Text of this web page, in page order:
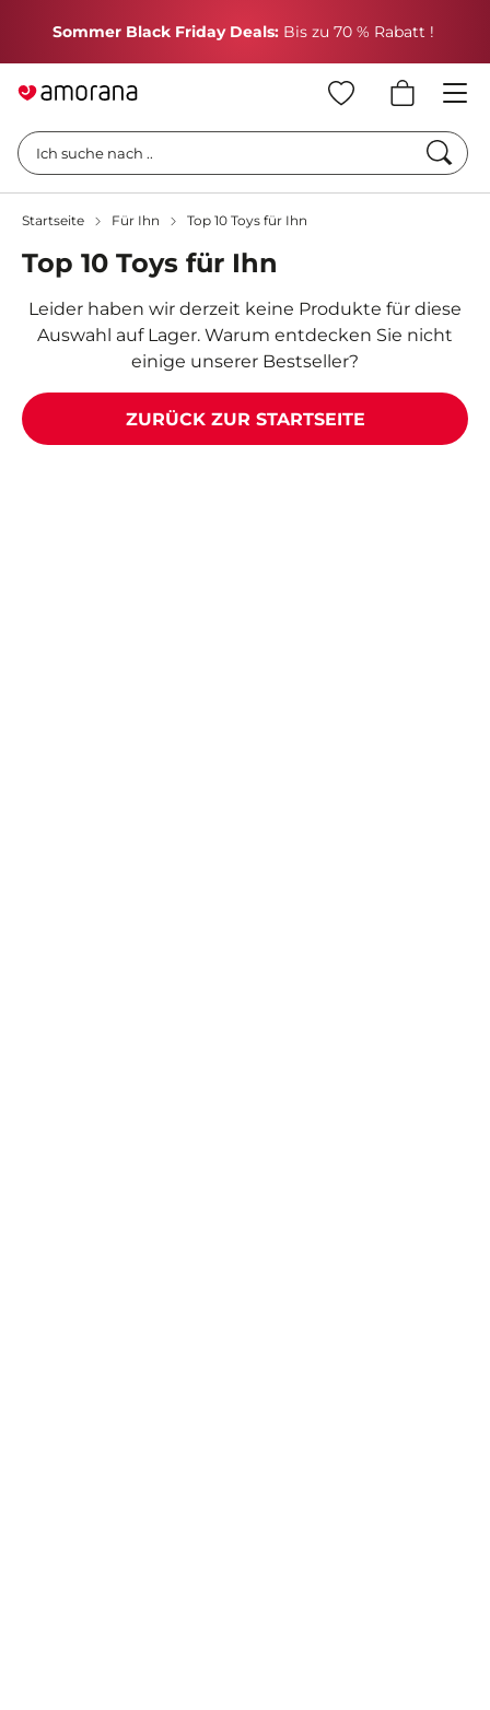
Sommer Black Friday Deals: Bis zu 70 % Rabatt !
Ich suche nach ..
Startseite Für Ihn Top 10 Toys für Ihn
Top 10 Toys für Ihn
Leider haben wir derzeit keine Produkte für diese
Auswahl auf Lager. Warum entdecken Sie nicht
einige unserer Bestseller?
ZURÜCK ZUR STARTSEITE